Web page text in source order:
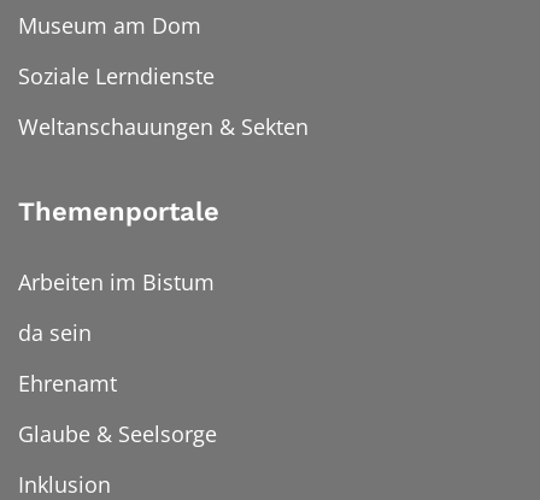
Museum am Dom
Soziale Lerndienste
Weltanschauungen & Sekten
Themenportale
Arbeiten im Bistum
da sein
Ehrenamt
Glaube & Seelsorge
Inklusion